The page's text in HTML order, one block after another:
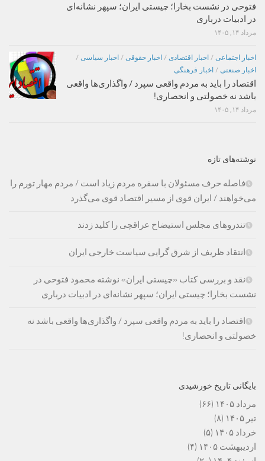
فتوحی در نشست بخارا؛ چیستی ایران؛ سپهر نشانه‌ای
در ادبیات درباری
مرداد ۱۴, ۱۴۰۵
اخبار اجتماعی / اخبار اقتصادی / اخبار حقوقی / اخبار سیاسی /
اخبار صنعتی / اخبار فرهنگی
اقتصاد را باید به مردم واقعی سپرد / واگذاری‌ها واقعی
باشد نه خصولتی و انحصاری!
مرداد ۱۴, ۱۴۰۵
نوشته‌های تازه
فاصله حرف مسئولان با سفره مردم زیاد است / مردم مهار تورم را
می‌خواهند / ایران قوی از مسیر اقتصاد قوی می‌گذرد
تندروهای مجلس استیضاح عراقچی را کلید زدند
انتقاد ظریف از شرق گرایی سیاست خارجی ایران
نقد و بررسی کتاب «چیستی ایران» نوشته محمود فتوحی در
نشست بخارا؛ چیستی ایران؛ سپهر نشانه‌ای در ادبیات درباری
اقتصاد را باید به مردم واقعی سپرد / واگذاری‌ها واقعی باشد نه
خصولتی و انحصاری!
بایگانی تاریخ خورشیدی
مرداد ۱۴۰۵
(۶۶)
تیر ۱۴۰۵
(۸)
خرداد ۱۴۰۵
(۵)
اردیبهشت ۱۴۰۵
(۴)